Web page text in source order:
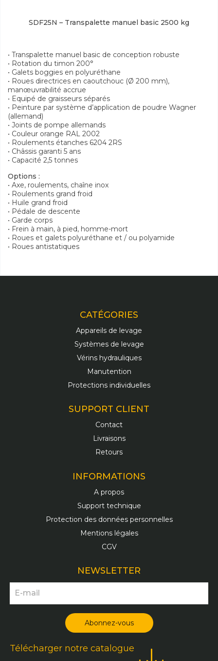
SDF25N – Transpalette manuel basic 2500 kg
• Transpalette manuel basic de conception robuste
• Rotation du timon 200°
• Galets boggies en polyuréthane
• Roues directrices en caoutchouc (Ø 200 mm),
manœuvrabilité accrue
• Equipé de graisseurs séparés
• Peinture par système d’application de poudre Wagner
(allemand)
• Joints de pompe allemands
• Couleur orange RAL 2002
• Roulements étanches 6204 2RS
• Châssis garanti 5 ans
• Capacité 2,5 tonnes
Options :
• Axe, roulements, chaîne inox
• Roulements grand froid
• Huile grand froid
• Pédale de descente
• Garde corps
• Frein à main, à pied, homme-mort
• Roues et galets polyuréthane et / ou polyamide
• Roues antistatiques
CATÉGORIES
Appareils de levage
Systèmes de levage
Vérins hydrauliques
Manutention
Protections individuelles
SUPPORT CLIENT
Contact
Livraisons
Retours
INFORMATIONS
A propos
Support technique
Protection des données personnelles
Mentions légales
CGV
NEWSLETTER
Télécharger notre catalogue